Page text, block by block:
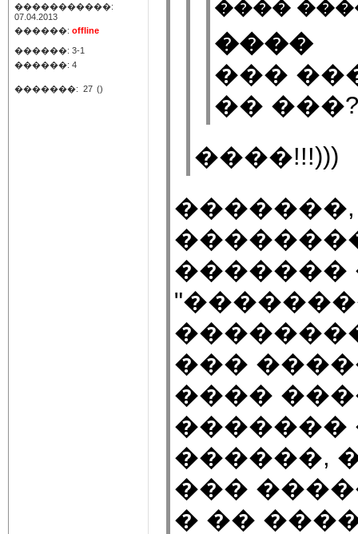
�����������:
07.04.2013
������: offline
������: 3-1
������: 4
�������: 27 ()
����
����
���
�� ���?
����!!!)))
�������
���
����
�������
������,
���
� ��